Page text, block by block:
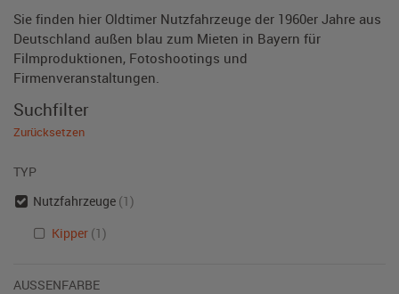
Sie finden hier Oldtimer Nutzfahrzeuge der 1960er Jahre aus
Deutschland außen blau zum Mieten in Bayern für
Filmproduktionen, Fotoshootings und
Firmenveranstaltungen.
Suchfilter
Zurücksetzen
TYP
Nutzfahrzeuge (1)
Kipper (1)
AUSSENFARBE